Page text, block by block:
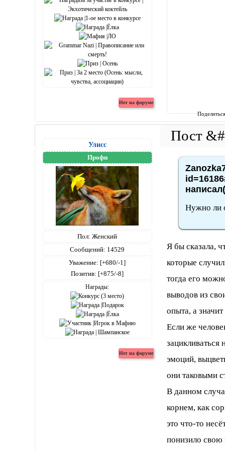
Улисс
Профи
Пол: Женский
Сообщений: 14529
Уважение: [+680/-1]
Позитив: [+875/-8]
Награды:
Нужно ли
Я бы сказала,
которые
тогда его
выводов из
опыта, а
Если же
эмоций,
они таковыми
В данном
корнем, как
это что-то
понизило свою